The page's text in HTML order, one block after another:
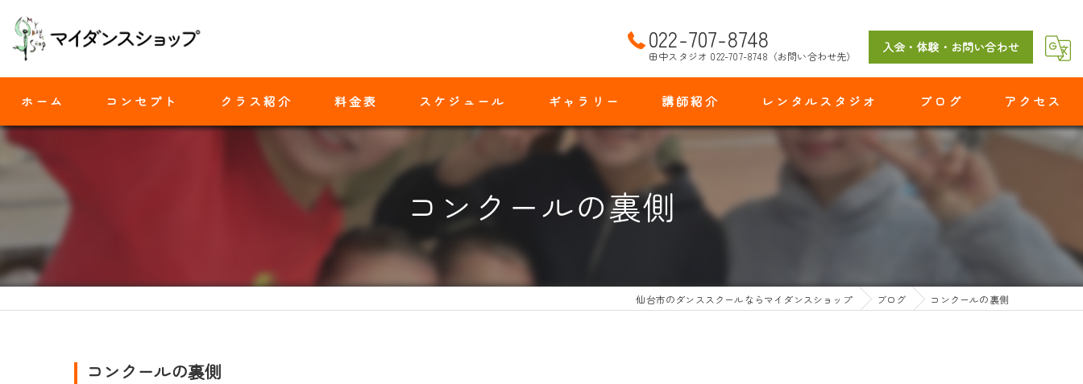
022-707-8748
田中スタジオ 022-707-8748（お問い合わせ先）
入会・体験・お問い合わせ
ホーム コンセプト クラス紹介
ストレッチ
料金表 スケジュール ギャラリー 講師紹介 レンタルスタジオ ブログ アクセス
マイダンスショップ 出花スタジオ
コンクールの裏側
仙台市のダンススクールならマイダンスショップ ブログ コンクールの裏側
コンクールの裏側